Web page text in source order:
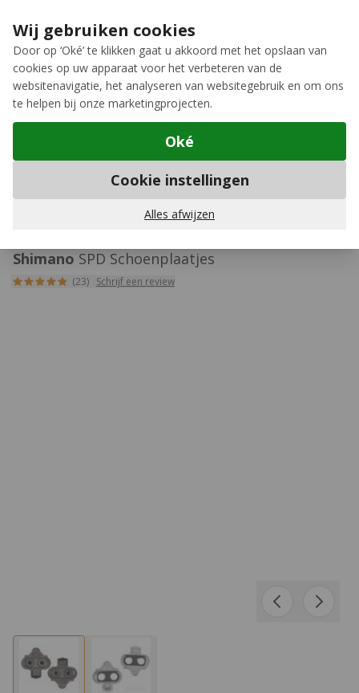
Wij gebruiken cookies
Door op ‘Oké’ te klikken gaat u akkoord met het opslaan van
cookies op uw apparaat voor het verbeteren van de
websitenavigatie, het analyseren van websitegebruik en om ons
te helpen bij onze marketingprojecten.
Oké
Cookie instellingen
Alles afwijzen
Meer keuze, meer plezier
12GO Biking
Schoenplaatjes
Shimano SPD Schoenplaatjes
(23) Schrijf een review